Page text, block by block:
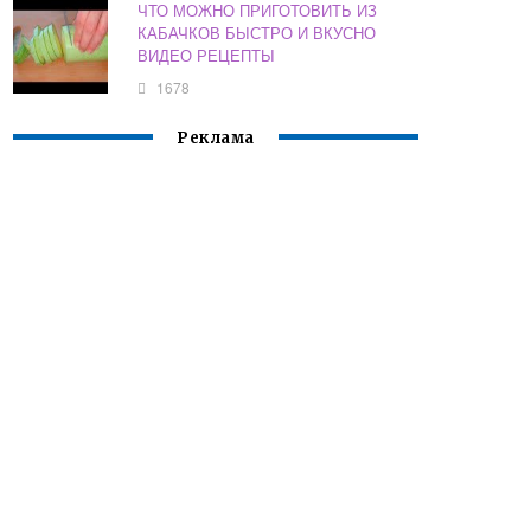
ЧТО МОЖНО ПРИГОТОВИТЬ ИЗ
КАБАЧКОВ БЫСТРО И ВКУСНО
ВИДЕО РЕЦЕПТЫ
1678
Реклама